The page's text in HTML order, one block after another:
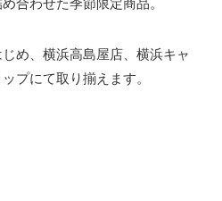
合わせた季節限定商品。
め、横浜高島屋店、横浜キャ
プにて取り揃えます。